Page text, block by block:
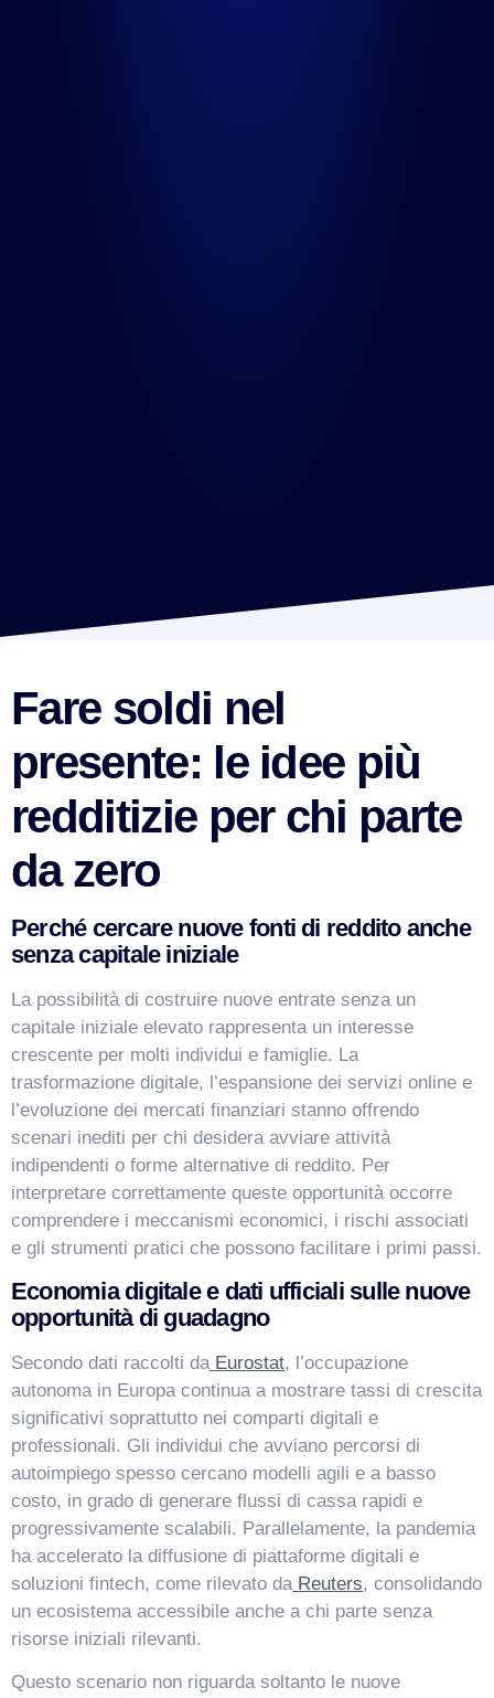
Fare soldi nel
presente: le idee più
redditizie per chi parte
da zero
Perché cercare nuove fonti di reddito anche
senza capitale iniziale
La possibilità di costruire nuove entrate senza un
capitale iniziale elevato rappresenta un interesse
crescente per molti individui e famiglie. La
trasformazione digitale, l’espansione dei servizi online e
l’evoluzione dei mercati finanziari stanno offrendo
scenari inediti per chi desidera avviare attività
indipendenti o forme alternative di reddito. Per
interpretare correttamente queste opportunità occorre
comprendere i meccanismi economici, i rischi associati
e gli strumenti pratici che possono facilitare i primi passi.
Economia digitale e dati ufficiali sulle nuove
opportunità di guadagno
Secondo dati raccolti da Eurostat, l’occupazione
autonoma in Europa continua a mostrare tassi di crescita
significativi soprattutto nei comparti digitali e
professionali. Gli individui che avviano percorsi di
autoimpiego spesso cercano modelli agili e a basso
costo, in grado di generare flussi di cassa rapidi e
progressivamente scalabili. Parallelamente, la pandemia
ha accelerato la diffusione di piattaforme digitali e
soluzioni fintech, come rilevato da Reuters, consolidando
un ecosistema accessibile anche a chi parte senza
risorse iniziali rilevanti.
Questo scenario non riguarda soltanto le nuove
VismarChat
Salve! Sono VismarChat, l'agente AI di Vismarcorp. In